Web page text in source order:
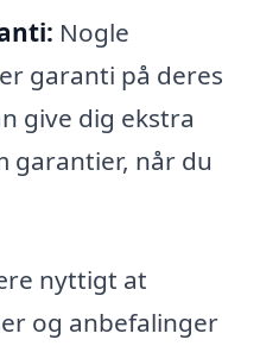
Nogle
garanti på deres
give dig ekstra
garantier, når du
nyttigt at
og anbefalinger